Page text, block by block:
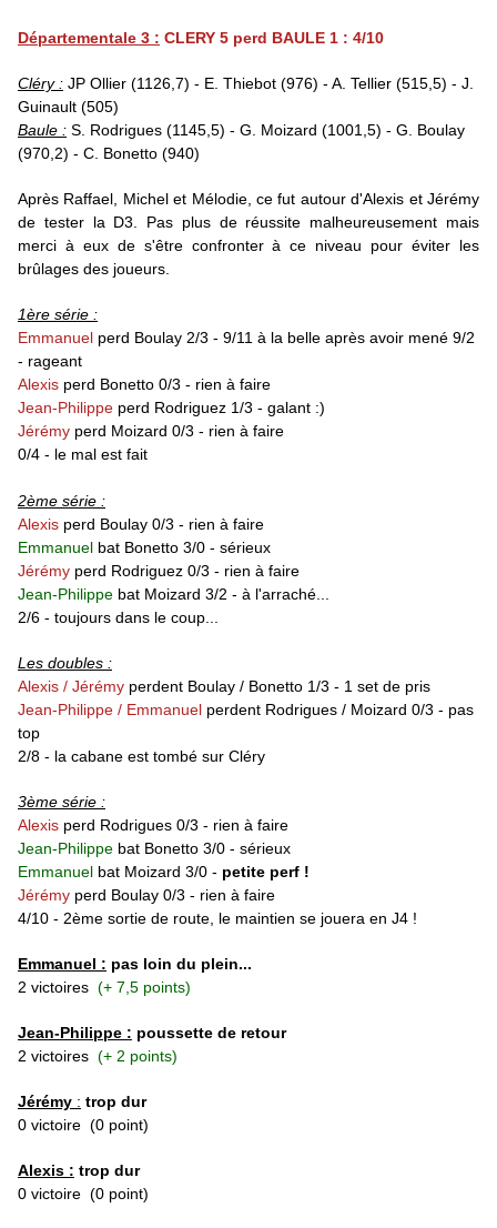
Départementale 3 : CLERY 5 perd BAULE 1 : 4/10
Cléry : JP Ollier (1126,7) - E. Thiebot (976) - A. Tellier (515,5) - J.
Guinault (505)
Baule : S. Rodrigues (1145,5) - G. Moizard (1001,5) - G. Boulay
(970,2) - C. Bonetto (940)
Après Raffael, Michel et Mélodie, ce fut autour d'Alexis et Jérémy
de tester la D3. Pas plus de réussite malheureusement mais
merci à eux de s'être confronter à ce niveau pour éviter les
brûlages des joueurs.
1ère série :
Emmanuel perd Boulay 2/3 - 9/11 à la belle après avoir mené 9/2
- rageant
Alexis perd Bonetto 0/3 - rien à faire
Jean-Philippe perd Rodriguez 1/3 - galant :)
Jérémy perd Moizard 0/3 - rien à faire
0/4 - le mal est fait
2ème série :
Alexis perd Boulay 0/3 - rien à faire
Emmanuel bat Bonetto 3/0 - sérieux
Jérémy perd Rodriguez 0/3 - rien à faire
Jean-Philippe bat Moizard 3/2 - à l'arraché...
2/6 - toujours dans le coup...
Les doubles :
Alexis / Jérémy perdent Boulay / Bonetto 1/3 - 1 set de pris
Jean-Philippe / Emmanuel perdent Rodrigues / Moizard 0/3 - pas
top
2/8 - la cabane est tombé sur Cléry
3ème série :
Alexis perd Rodrigues 0/3 - rien à faire
Jean-Philippe bat Bonetto 3/0 - sérieux
Emmanuel bat Moizard 3/0 - petite perf !
Jérémy perd Boulay 0/3 - rien à faire
4/10 - 2ème sortie de route, le maintien se jouera en J4 !
Emmanuel : pas loin du plein...
2 victoires (+ 7,5 points)
Jean-Philippe : poussette de retour
2 victoires (+ 2 points)
Jérémy : trop dur
0 victoire (0 point)
Alexis : trop dur
0 victoire (0 point)